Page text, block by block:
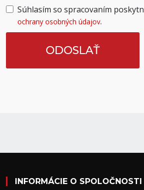
Súhlasím so spracovaním
ochrany osobných údajov.
ODOSLAŤ
INFORMÁCIE O SPOLOČNOSTI